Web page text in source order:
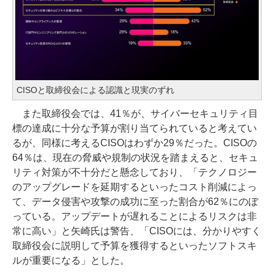
CISOと取締役会による認識と現実のずれ
また取締役会では、41％が、サイバーセキュリティ目
標の達成に十分な予算が割り当てられていると考えてい
るが、同様に考えるCISOはわずか29％だった。CISOの
64％は、現在の脅威や規制の状況を踏まえると、セキュ
リティ対策が不十分だと懸念しており、「テクノロジー
のアップグレードを延期するといったコスト削減によっ
て、データ侵害や攻撃の成功に至った割合が62％にのぼ
っている。アップデートが遅れることによるリスクは非
常に高い」と矢崎氏は警告、「CISOには、分かりやすく
取締役会に説明して予算を獲得するといったソフトスキ
ルが重要になる」とした。